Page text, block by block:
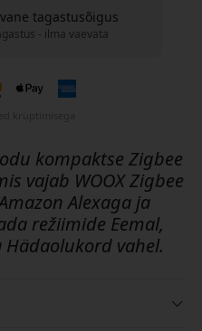
tagastusõigus
- ilma vaevata
kompaktse Zigbee
vajab WOOX Zigbee
Alexaga ja
režiimide Eemal,
Hädaolukord vahel.